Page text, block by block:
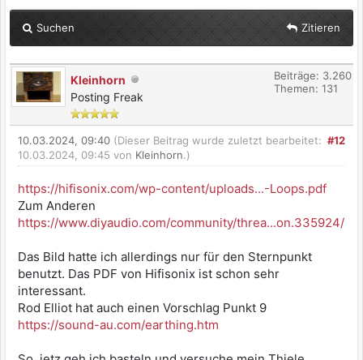
Suchen Zitieren
Kleinhorn
Posting Freak
Beiträge: 3.260
Themen: 131
#12
10.03.2024, 09:40 (Dieser Beitrag wurde zuletzt bearbeitet:
10.03.2024, 09:45 von Kleinhorn.)
https://hifisonix.com/wp-content/uploads...-Loops.pdf
Zum Anderen
https://www.diyaudio.com/community/threa...on.335924/
Das Bild hatte ich allerdings nur für den Sternpunkt
benutzt. Das PDF von Hifisonix ist schon sehr
interessant.
Rod Elliot hat auch einen Vorschlag Punkt 9
https://sound-au.com/earthing.htm